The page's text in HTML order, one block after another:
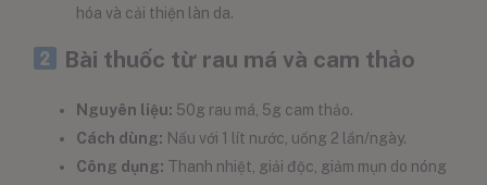
hóa và cải thiện làn da.
Bài thuốc từ rau má và cam thảo
Nguyên liệu: 50g rau má, 5g cam thảo.
Cách dùng: Nấu với 1 lít nước, uống 2 lần/ngày.
Công dụng: Thanh nhiệt, giải độc, giảm mụn do nóng